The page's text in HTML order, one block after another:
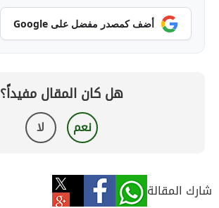
أضف كمصدر مفضل على Google
هل كان المقال مفيداً؟
نعم لا
شارك المقالة